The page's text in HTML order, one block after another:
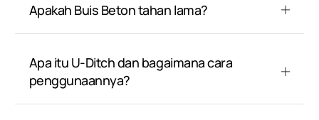
Apakah Buis Beton tahan lama?
Apa itu U-Ditch dan bagaimana cara
penggunaannya?